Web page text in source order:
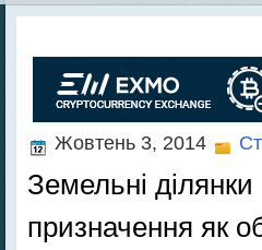
Жовтень 3, 2014
Земельні ділянки
призначення як